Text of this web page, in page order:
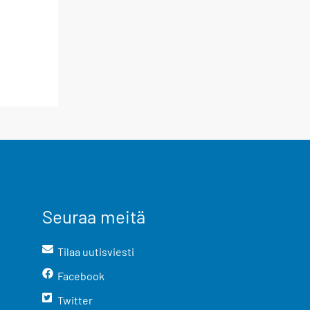
Seuraa meitä
Tilaa uutisviesti
Facebook
Twitter